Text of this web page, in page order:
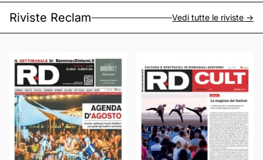
Riviste Reclam Vedi tutte le riviste ->